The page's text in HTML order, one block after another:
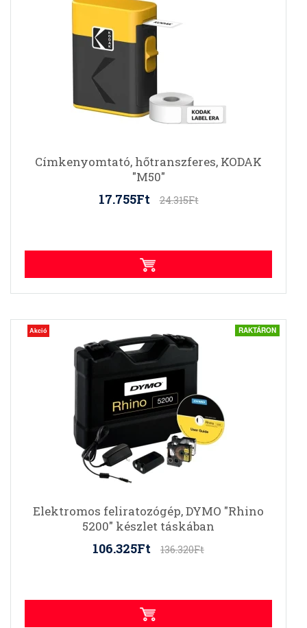
Címkenyomtató, hőtranszferes, KODAK
"M50"
17.755Ft 24.315Ft
Akció RAKTÁRON
Elektromos feliratozógép, DYMO "Rhino
5200" készlet táskában
106.325Ft 136.320Ft